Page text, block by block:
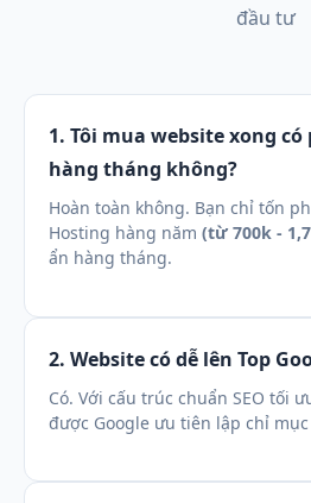
đầu tư
1. Tôi mua website xong
hàng tháng không?
Hoàn toàn không. Bạn chỉ tốn
Hosting hàng năm (từ 700k -
ẩn hàng tháng.
2. Website có dễ lên Top
Có. Với cấu trúc chuẩn SEO tối
được Google ưu tiên lập chỉ